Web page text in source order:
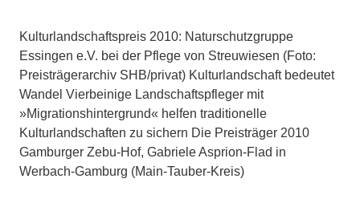
Kulturlandschaftspreis 2010: Naturschutzgruppe
Essingen e.V. bei der Pflege von Streuwiesen (Foto:
Preisträgerarchiv SHB/privat) Kulturlandschaft bedeutet
Wandel Vierbeinige Landschaftspfleger mit
»Migrationshintergrund« helfen traditionelle
Kulturlandschaften zu sichern Die Preisträger 2010
Gamburger Zebu-Hof, Gabriele Asprion-Flad in
Werbach-Gamburg (Main-Tauber-Kreis)